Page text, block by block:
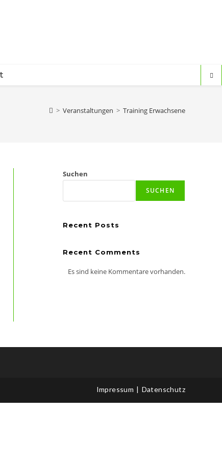
> Veranstaltungen > Training Erwachsene
Suchen
SUCHEN
Recent Posts
Recent Comments
Es sind keine Kommentare vorhanden.
Impressum Datenschutz